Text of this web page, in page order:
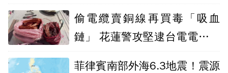
偷電纜賣銅線再買毒「吸血
鏈」 花蓮警攻堅逮台電電纜竊
菲律賓南部外海6.3地震！震源